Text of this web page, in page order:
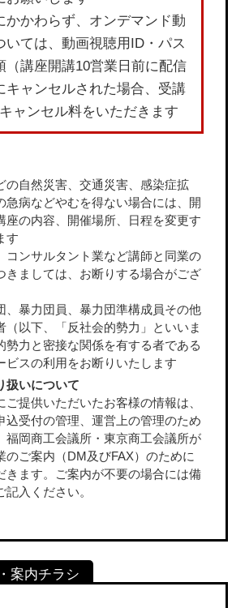
かわらず、オンデマンド動
いては、動画視聴用ID・パス
（講座開講10営業日前に配信
キャンセルされた場合、受講
ャンセル料をいただきます
の自然災害、交通災害、感染症拡
急病などやむを得ない場合には、開
座の内容、開催場所、日程を変更す
す
コンサルタント業など講師と同業の
きましては、お断りする場合がござ
、暴力団員、暴力団準構成員その他
（以下、「反社会的勢力」といいま
勢力と密接な関係を有する者である
ビスの利用をお断りいたします
扱いについて
ご提供いただいたお客様の情報は、
込受付の管理、運営上の管理のため
福岡商工会議所・東京商工会議所が
のご案内（DM及びFAX）のために
きます。ご案内が不要の場合には備
入ください。